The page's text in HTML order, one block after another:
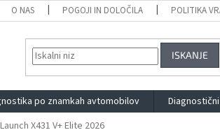
O NAS POGOJI IN DOLOČILA POLITIKA
ISKANJE
po znamkah avtomobilov
Launch X431 V+ Elite 2026